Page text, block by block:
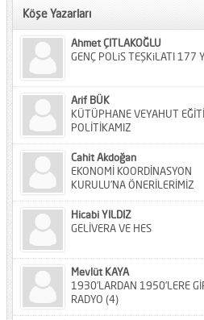
Köşe Yazarları
Ahmet ÇITLAKOĞLU
GENÇ POLiS TEŞKiLATI 177
Arif BÜK
KÜTÜPHANE VEYAHUT
POLİTİKAMIZ
Cahit Akdoğan
EKONOMİ KOORDİNASYON
KURULU’NA ÖNERİLERİMİZ
Hicabi YILDIZ
GELİVERA VE HES
Mevlüt KAYA
1930’LARDAN 1950’LERE
RADYO (4)